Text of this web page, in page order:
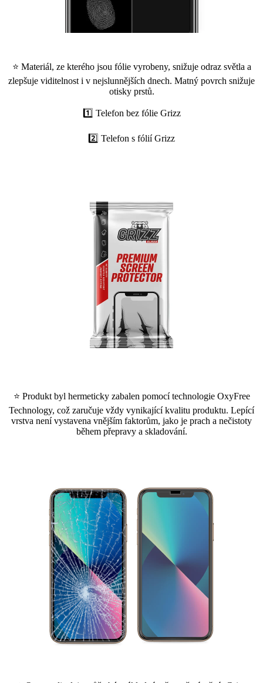
⭐ Materiál, ze kterého jsou fólie vyrobeny, snižuje odraz světla a
zlepšuje viditelnost i v nejslunnějších dnech. Matný povrch snižuje
otisky prstů.
1️⃣ Telefon bez fólie Grizz
2️⃣ Telefon s fólií Grizz
⭐ Produkt byl hermeticky zabalen pomocí technologie OxyFree
Technology, což zaručuje vždy vynikající kvalitu produktu. Lepící
vrstva není vystavena vnějším faktorům, jako je prach a nečistoty
během přepravy a skladování.